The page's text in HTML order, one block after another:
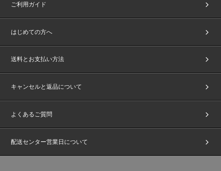
ご利用ガイド
はじめての方へ
送料とお支払い方法
キャンセルと返品について
よくあるご質問
配送センター営業日について